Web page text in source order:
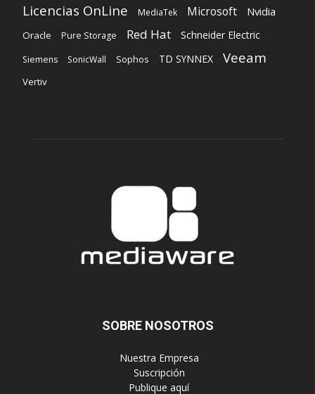
Licencias OnLine MediaTek Microsoft Nvidia
Oracle Pure Storage Red Hat Schneider Electric
Siemens SonicWall Sophos TD SYNNEX Veeam
Vertiv
SOBRE NOSOTROS
‎ Nuestra Empresa
‎ Suscripción
‎ Publique aquí